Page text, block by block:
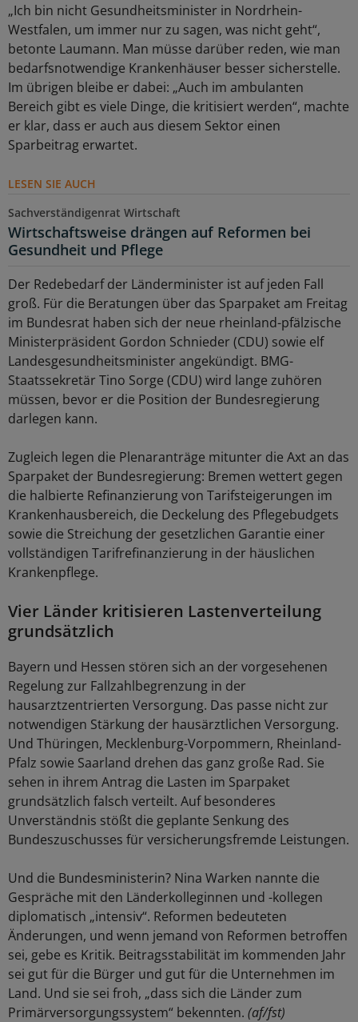
„Ich bin nicht Gesundheitsminister in Nordrhein-
Westfalen, um immer nur zu sagen, was nicht geht“,
betonte Laumann. Man müsse darüber reden, wie man
bedarfsnotwendige Krankenhäuser besser sicherstelle.
Im übrigen bleibe er dabei: „Auch im ambulanten
Bereich gibt es viele Dinge, die kritisiert werden“, machte
er klar, dass er auch aus diesem Sektor einen
Sparbeitrag erwartet.
LESEN SIE AUCH
Sachverständigenrat Wirtschaft
Wirtschaftsweise drängen auf Reformen bei
Gesundheit und Pflege
Der Redebedarf der Länderminister ist auf jeden Fall
groß. Für die Beratungen über das Sparpaket am Freitag
im Bundesrat haben sich der neue rheinland-pfälzische
Ministerpräsident Gordon Schnieder (CDU) sowie elf
Landesgesundheitsminister angekündigt. BMG-
Staatssekretär Tino Sorge (CDU) wird lange zuhören
müssen, bevor er die Position der Bundesregierung
darlegen kann.
Zugleich legen die Plenaranträge mitunter die Axt an das
Sparpaket der Bundesregierung: Bremen wettert gegen
die halbierte Refinanzierung von Tarifsteigerungen im
Krankenhausbereich, die Deckelung des Pflegebudgets
sowie die Streichung der gesetzlichen Garantie einer
vollständigen Tarifrefinanzierung in der häuslichen
Krankenpflege.
Vier Länder kritisieren Lastenverteilung
grundsätzlich
Bayern und Hessen stören sich an der vorgesehenen
Regelung zur Fallzahlbegrenzung in der
hausarztzentrierten Versorgung. Das passe nicht zur
notwendigen Stärkung der hausärztlichen Versorgung.
Und Thüringen, Mecklenburg-Vorpommern, Rheinland-
Pfalz sowie Saarland drehen das ganz große Rad. Sie
sehen in ihrem Antrag die Lasten im Sparpaket
grundsätzlich falsch verteilt. Auf besonderes
Unverständnis stößt die geplante Senkung des
Bundeszuschusses für versicherungsfremde Leistungen.
Und die Bundesministerin? Nina Warken nannte die
Gespräche mit den Länderkolleginnen und -kollegen
diplomatisch „intensiv“. Reformen bedeuteten
Änderungen, und wenn jemand von Reformen betroffen
sei, gebe es Kritik. Beitragsstabilität im kommenden Jahr
sei gut für die Bürger und gut für die Unternehmen im
Land. Und sie sei froh, „dass sich die Länder zum
Primärversorgungssystem“ bekennten. (af/fst)